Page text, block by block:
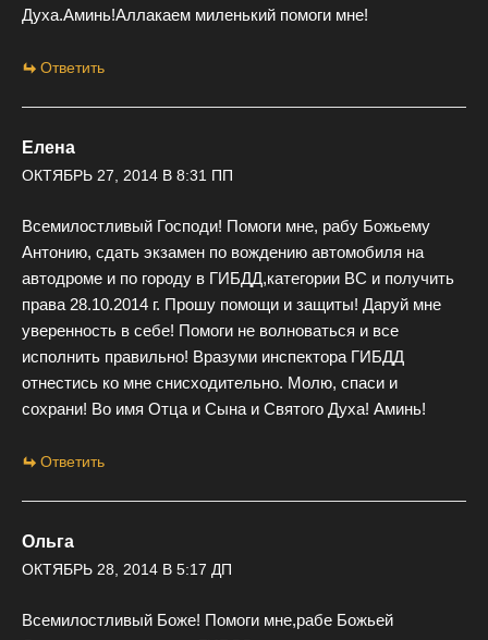
Духа.Аминь!Аллакаем миленький помоги мне!
Ответить
Елена
ОКТЯБРЬ 27, 2014 В 8:31 ПП
Всемилостливый Господи! Помоги мне, рабу Божьему
Антонию, сдать экзамен по вождению автомобиля на
автодроме и по городу в ГИБДД,категории ВС и получить
права 28.10.2014 г. Прошу помощи и защиты! Даруй мне
уверенность в себе! Помоги не волноваться и все
исполнить правильно! Вразуми инспектора ГИБДД
отнестись ко мне снисходительно. Молю, спаси и
сохрани! Во имя Отца и Сына и Святого Духа! Аминь!
Ответить
Ольга
ОКТЯБРЬ 28, 2014 В 5:17 ДП
Всемилостливый Боже! Помоги мне,рабе Божьей